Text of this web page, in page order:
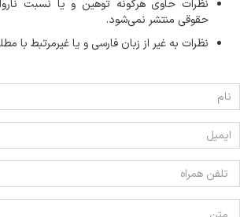
نظرات حاوی هرگونه توهین و یا نسبت
حقوقی منتشر نمی‌شود.
نظرات به غیر از زبان فارسی و یا غیر‌مرتبط با